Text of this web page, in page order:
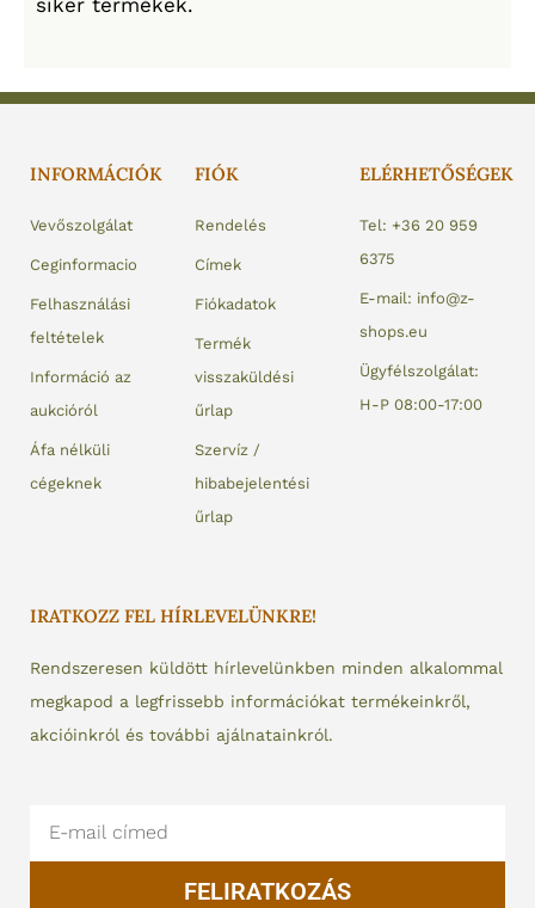
INFORMÁCIÓK
Vevőszolgálat
Ceginformacio
Felhasználási
feltételek
Információ az
aukcióról
Áfa nélküli
cégeknek
FIÓK
Rendelés
Címek
Fiókadatok
Termék
visszaküldési
űrlap
Szervíz /
hibabejelentési
űrlap
ELÉRHETŐSÉGEK
Tel: +36 20 959
6375
E-mail: info@z-
shops.eu
Ügyfélszolgálat:
H-P 08:00-17:00
IRATKOZZ FEL HÍRLEVELÜNKRE!
Rendszeresen küldött hírlevelünkben minden alkalommal
megkapod a legfrissebb információkat termékeinkről,
akcióinkról és további ajálnatainkról.
FELIRATKOZÁS